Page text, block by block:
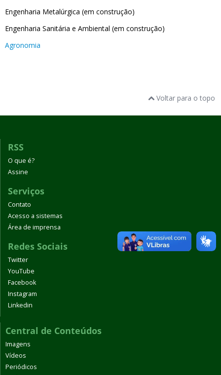
Engenharia Metalúrgica (em construção)
Engenharia Sanitária e Ambiental (em construção)
Agronomia
Voltar para o topo
RSS
O que é?
Assine
Serviços
Contato
Acesso a sistemas
Área de imprensa
Redes Sociais
Twitter
YouTube
Facebook
Instagram
Linkedin
Central de Conteúdos
Imagens
Vídeos
Periódicos